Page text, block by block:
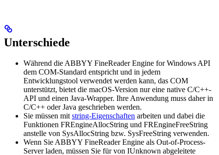
Unterschiede
Während die ABBYY FineReader Engine for Windows API
dem COM-Standard entspricht und in jedem
Entwicklungstool verwendet werden kann, das COM
unterstützt, bietet die macOS-Version nur eine native C/C++-
API und einen Java-Wrapper. Ihre Anwendung muss daher in
C/C++ oder Java geschrieben werden.
Sie müssen mit string-Eigenschaften arbeiten und dabei die
Funktionen FREngineAllocString und FREngineFreeString
anstelle von SysAllocString bzw. SysFreeString verwenden.
Wenn Sie ABBYY FineReader Engine als Out-of-Process-
Server laden, müssen Sie für von IUnknown abgeleitete